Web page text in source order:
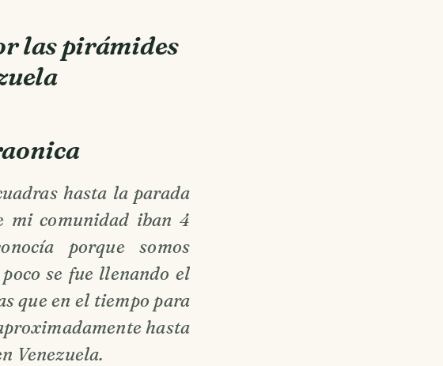
las pirámides
hasta la parada
mi comunidad iban 4
porque somos
se fue llenando el
que en el tiempo para
hasta
Venezuela.